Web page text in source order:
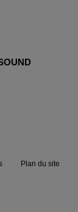
Plan du site